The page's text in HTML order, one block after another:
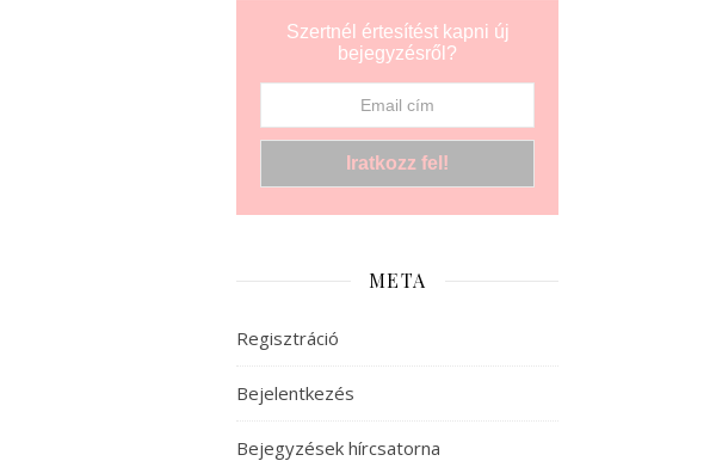
Szertnél értesítést kapni új
bejegyzésről?
META
Regisztráció
Bejelentkezés
Bejegyzések hírcsatorna